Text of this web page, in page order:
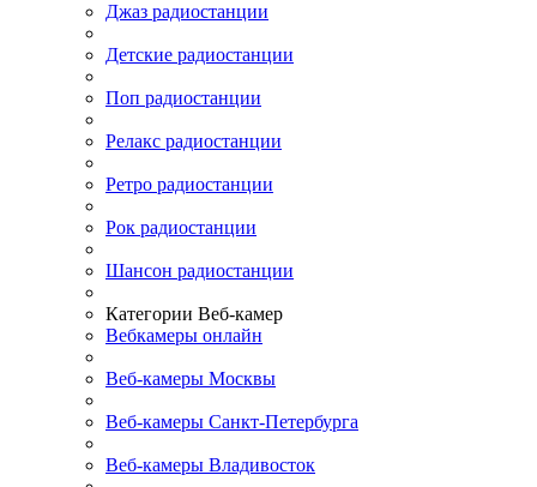
Джаз радиостанции
Детские радиостанции
Поп радиостанции
Релакс радиостанции
Ретро радиостанции
Рок радиостанции
Шансон радиостанции
Категории Веб-камер
Вебкамеры онлайн
Веб-камеры Москвы
Веб-камеры Санкт-Петербурга
Веб-камеры Владивосток